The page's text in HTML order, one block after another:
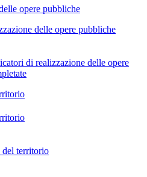
opere pubbliche
delle opere pubbliche
di realizzazione delle opere
del territorio